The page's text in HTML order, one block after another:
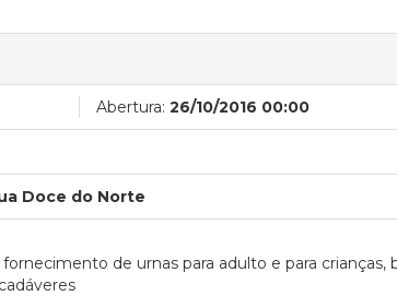
Abertura: 26/10/2016 00:00
Doce do Norte
de urnas para adulto e para crianças,